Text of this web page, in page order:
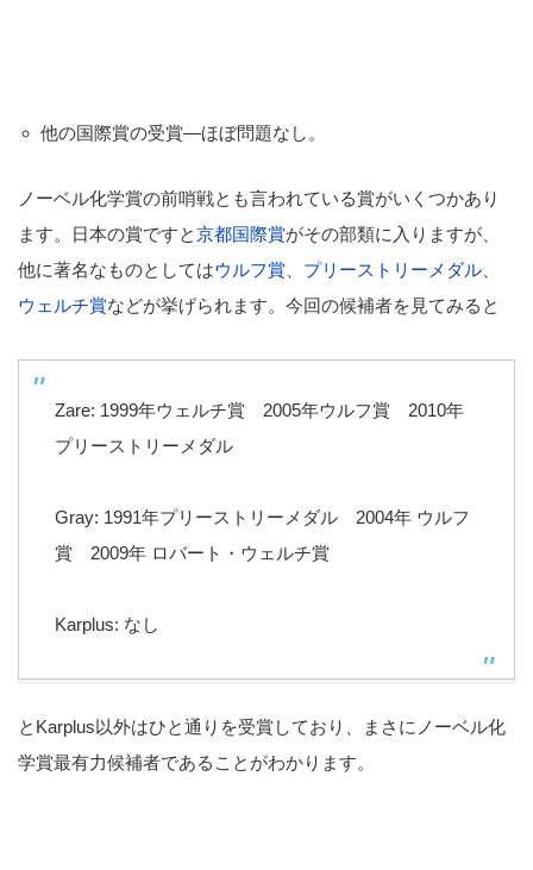
他の国際賞の受賞―ほぼ問題なし。
ノーベル化学賞の前哨戦とも言われている賞がいくつかあり
ます。日本の賞ですと京都国際賞がその部類に入りますが、
他に著名なものとしてはウルフ賞 プリーストリーメダル
ウェルチ賞などが挙げられます。今回の候補者を見てみると
Zare: 1999年ウェルチ賞 2005年ウルフ賞 2010年
プリーストリーメダル
Gray: 1991年プリーストリーメダル 2004年 ウルフ
賞 2009年 ロバート・ウェルチ賞
Karplus: なし
とKarplus以外はひと通りを受賞しており、まさにノーベル化
学賞最有力候補者であることがわかります。